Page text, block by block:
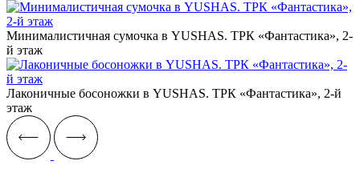
Минималистичная сумочка в YUSHAS. ТРК «Фантастика», 2-
й этаж
Лаконичные босоножки в YUSHAS. ТРК «Фантастика», 2-й
этаж